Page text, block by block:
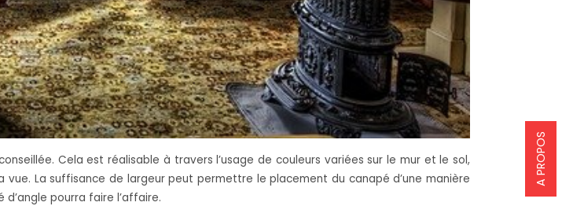
A PROPOS
Cela est réalisable à travers l’usage de couleurs variées sur le mur et le sol,
La suffisance de largeur peut permettre le placement du canapé d’une manière
pourra faire l’affaire.